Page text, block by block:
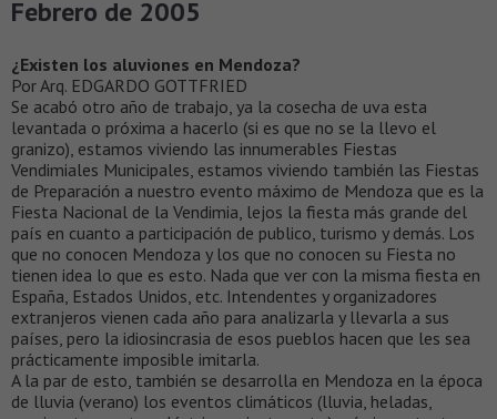
Febrero de 2005
¿Existen los aluviones en Mendoza?
Por Arq. EDGARDO GOTTFRIED
Se acabó otro año de trabajo, ya la cosecha de uva esta
levantada o próxima a hacerlo (si es que no se la llevo el
granizo), estamos viviendo las innumerables Fiestas
Vendimiales Municipales, estamos viviendo también las Fiestas
de Preparación a nuestro evento máximo de Mendoza que es la
Fiesta Nacional de la Vendimia, lejos la fiesta más grande del
país en cuanto a participación de publico, turismo y demás. Los
que no conocen Mendoza y los que no conocen su Fiesta no
tienen idea lo que es esto. Nada que ver con la misma fiesta en
España, Estados Unidos, etc. Intendentes y organizadores
extranjeros vienen cada año para analizarla y llevarla a sus
países, pero la idiosincrasia de esos pueblos hacen que les sea
prácticamente imposible imitarla.
A la par de esto, también se desarrolla en Mendoza en la época
de lluvia (verano) los eventos climáticos (lluvia, heladas,